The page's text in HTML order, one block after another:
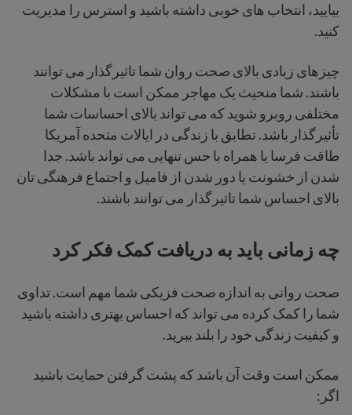
بیایید، انتخاب های خوبی داشته باشید و استرس را مدیریت
کنید.
چیزهای زیادی بالای صحت روان شما تاثیرگذار می توانند
باشند. شما منحیث یک مهاجر ممکن است با مشکلات
مختلفی روبرو شوید که می تواند بالای احساسات شما
تأثیرگذار باشد. تطابق با زندگی در ایالات متحده آمریکا
طاقت فرسا یا همراه با حس تنهایی می تواند باشد. جدا
شدن از خشونت یا دور شدن از فامیل و اجتماع فرهنگی تان
بالای احساس شما تاثیرگذار می توانند باشند.
چه زمانی باید به دریافت کمک فکر کرد
صحت روانی به اندازه صحت فزیکی شما مهم است. تداوی
شما را کمک کرده می تواند که احساس بهتری داشته باشید
و کیفیت زندگی خود را بلند ببرید.
ممکن است وقت آن باشد که پشت گرفتن حمایت باشید
اگر: